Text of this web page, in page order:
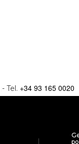
- Tel. +34 93 165 0020